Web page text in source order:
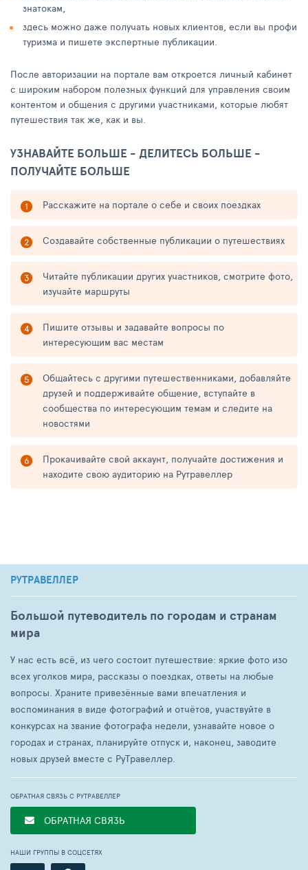
знатокам,
здесь можно даже получать новых клиентов, если вы профи
туризма и пишете экспертные публикации.
После авторизации на портале вам откроется личный кабинет
с широким набором полезных функций для управления своим
контентом и общения с другими участниками, которые любят
путешествия так же, как и вы.
УЗНАВАЙТЕ БОЛЬШЕ - ДЕЛИТЕСЬ БОЛЬШЕ -
ПОЛУЧАЙТЕ БОЛЬШЕ
Расскажите на портале о себе и своих поездках
Создавайте собственные публикации о путешествиях
Читайте публикации других участников, смотрите фото,
изучайте маршруты
Пишите отзывы и задавайте вопросы по
интересующим вас местам
Общайтесь с другими путешественниками, добавляйте
друзей и поддерживайте общение, вступайте в
сообщества по интересующим темам и следите на
новостями
Прокачивайте свой аккаунт, получайте достижения и
находите свою аудиторию на Рутравеллер
РУТРАВЕЛЛЕР
Большой путеводитель по городам и странам
мира
У нас есть всё, из чего состоит путешествие: яркие фото изо
всех уголков мира, рассказы о поездках, ответы на любые
вопросы. Храните привезённые вами впечатления и
воспоминания в виде фотографий и отчётов, участвуйте в
конкурсах на звание фотографа недели, узнавайте новое о
городах и странах, планируйте отпуск и, наконец, заводите
новых друзей вместе с РуТравеллер.
ОБРАТНАЯ СВЯЗЬ С РУТРАВЕЛЛЕР
ОБРАТНАЯ СВЯЗЬ
НАШИ ГРУППЫ В СОЦСЕТЯХ